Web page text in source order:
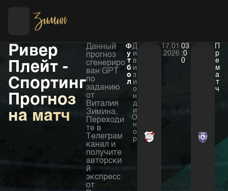
Футбол Хоккей
Ривер
Плейт -
Спортинг
Прогноз
на матч
Данный
прогноз
сгенериро
ван GPT
по
заданию
от
Виталия
Зимина.
Переходи
те в
Телеграм
канал и
получите
авторски
й
экспресс
от
Ф
у
т
б
о
л
Д
и
в
и
з
и
о
н
д
и
О
н
о
р
17.01
.2026
03
:0
0
р
е
м
а
т
ч